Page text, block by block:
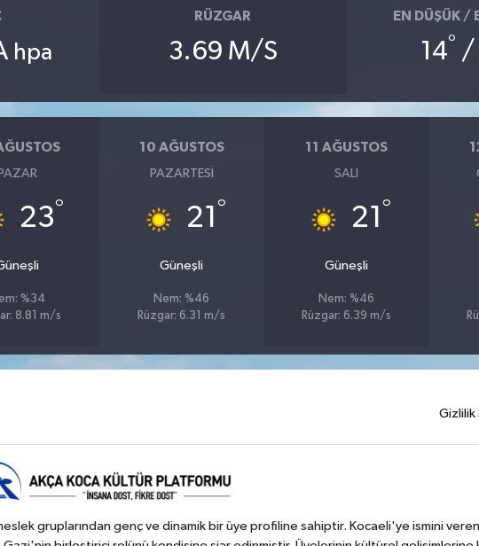
hpa
RÜZGAR
3.69 M/S
EN DÜŞÜK /
14° /
PAZAR
23°
%34
8.81 m/s
10 AĞUSTOS
PAZARTESI
21 °
Güneşli
Nem: %46
Rüzgar: 6.31 m/s
11 AĞUSTOS
SALI
21 °
Güneşli
Nem: %46
Rüzgar: 6.39 m/s
Gizlilik
gruplarından genç ve dinamik bir üye profiline sahiptir. Kocaeli'ye ismini